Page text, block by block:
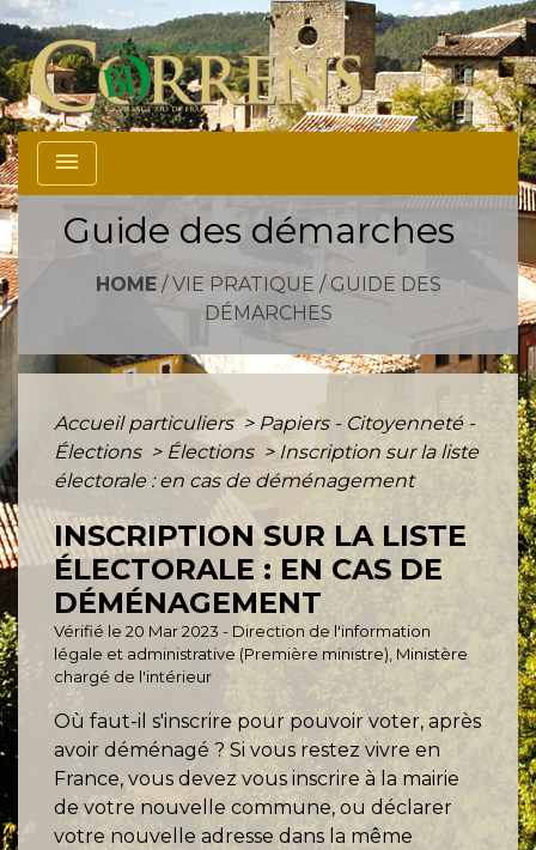
menu
Guide des démarches
HOME/ VIE PRATIQUE / GUIDE DES
DÉMARCHES
Accueil particuliers > Papiers - Citoyenneté -
Élections > Élections > Inscription sur la liste
électorale : en cas de déménagement
INSCRIPTION SUR LA LISTE
ÉLECTORALE : EN CAS DE
DÉMÉNAGEMENT
Vérifié le 20 Mar 2023 - Direction de l'information
légale et administrative (Première ministre), Ministère
chargé de l'intérieur
Où faut-il s'inscrire pour pouvoir voter, après
avoir déménagé ? Si vous restez vivre en
France, vous devez vous inscrire à la mairie
de votre nouvelle commune, ou déclarer
votre nouvelle adresse dans la même